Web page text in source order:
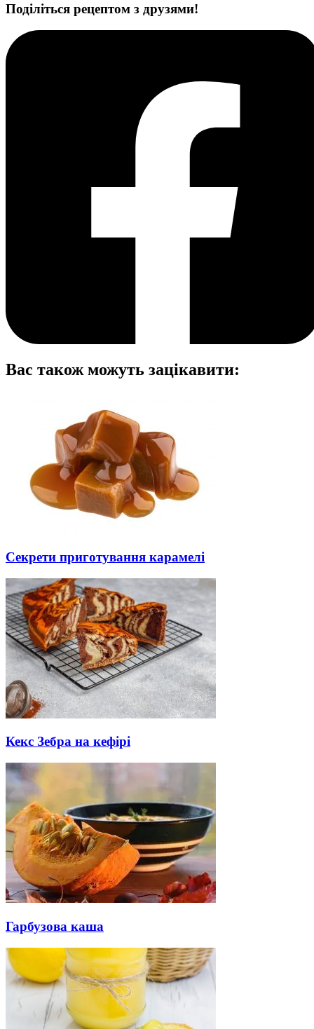
Поділіться рецептом з друзями!
Вас також можуть зацікавити:
Секрети приготування карамелі
Кекс Зебра на кефірі
Гарбузова каша